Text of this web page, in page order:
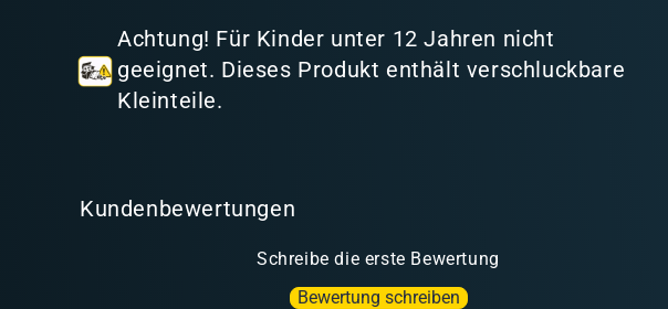
Achtung! Für Kinder unter 12 Jahren nicht
geeignet. Dieses Produkt enthält verschluckbare
Kleinteile.
Kundenbewertungen
Schreibe die erste Bewertung
Bewertung schreiben